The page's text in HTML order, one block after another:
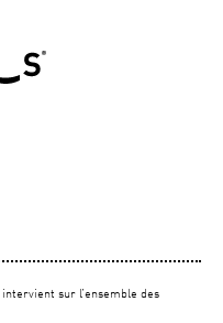
sur l’ensemble des